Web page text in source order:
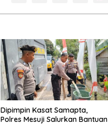
Dipimpin Kasat Samapta,
Polres Mesuji Salurkan Bantuan